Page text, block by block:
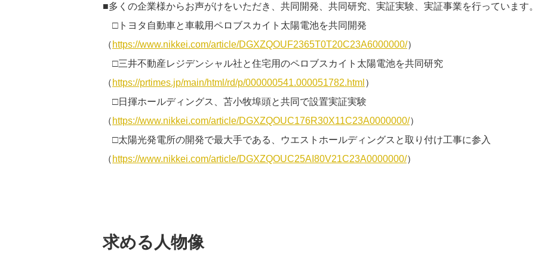
■多くの企業様からお声がけをいただき、共同開発、共同研究、実証実験、実証事業を行っています
□トヨタ自動車と車載用ペロブスカイト太陽電池を共同開発
（ https://www.nikkei.com/article/DGXZQOUF2365T0T20C23A6000000/）
□三井不動産レジデンシャル社と住宅用のペロブスカイト太陽電池を共同研究
（ https://prtimes.jp/main/html/rd/p/000000541.000051782.html ）
□日揮ホールディングス、苫小牧埠頭と共同で設置実証実験
（ https://www.nikkei.com/article/DGXZQOUC176R30X11C23A0000000/）
□太陽光発電所の開発で最大手である、ウエストホールディングスと取り付け工事に参入
（ https://www.nikkei.com/article/DGXZQOUC25AI80V21C23A0000000/）
求める人物像